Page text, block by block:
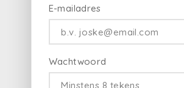
E-mailadres
Wachtwoord